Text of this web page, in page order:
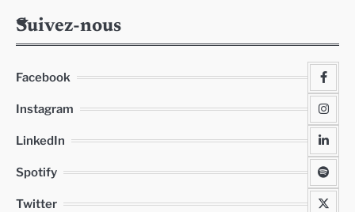
Suivez-nous
Facebook
Instagram
LinkedIn
Spotify
Twitter